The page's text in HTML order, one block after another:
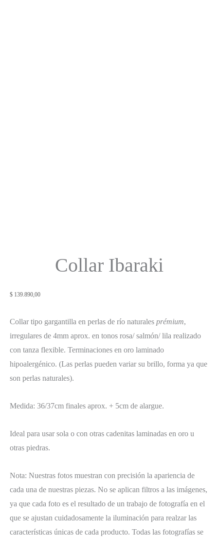
Collar Ibaraki
$ 139.890,00
Collar tipo gargantilla en perlas de río naturales prémium,
irregulares de 4mm aprox. en tonos rosa/ salmón/ lila realizado
con tanza flexible. Terminaciones en oro laminado
hipoalergénico. (Las perlas pueden variar su brillo, forma ya que
son perlas naturales).
Medida: 36/37cm finales aprox. + 5cm de alargue.
Ideal para usar sola o con otras cadenitas laminadas en oro u
otras piedras.
Nota: Nuestras fotos muestran con precisión la apariencia de
cada una de nuestras piezas. No se aplican filtros a las imágenes,
ya que cada foto es el resultado de un trabajo de fotografía en el
que se ajustan cuidadosamente la iluminación para realzar las
características únicas de cada producto. Todas las fotografías se